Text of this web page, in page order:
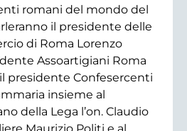
romani del mondo del
il presidente delle
di Roma Lorenzo
Assoartigiani Roma
presidente Confesercenti
insieme al
della Lega l’on. Claudio
Maurizio Politi e al